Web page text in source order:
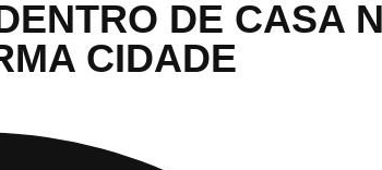
DE CASA
CIDADE